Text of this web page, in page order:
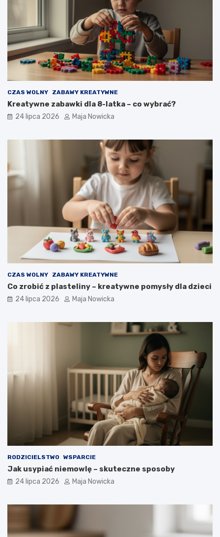
CZAS WOLNY ZABAWY KREATYWNE
Kreatywne zabawki dla 8-latka – co wybrać?
24 lipca 2026 Maja Nowicka
CZAS WOLNY ZABAWY KREATYWNE
Co zrobić z plasteliny – kreatywne pomysły dla dzieci
24 lipca 2026 Maja Nowicka
RODZICIELSTWO WSPARCIE
Jak usypiać niemowlę – skuteczne sposoby
24 lipca 2026 Maja Nowicka